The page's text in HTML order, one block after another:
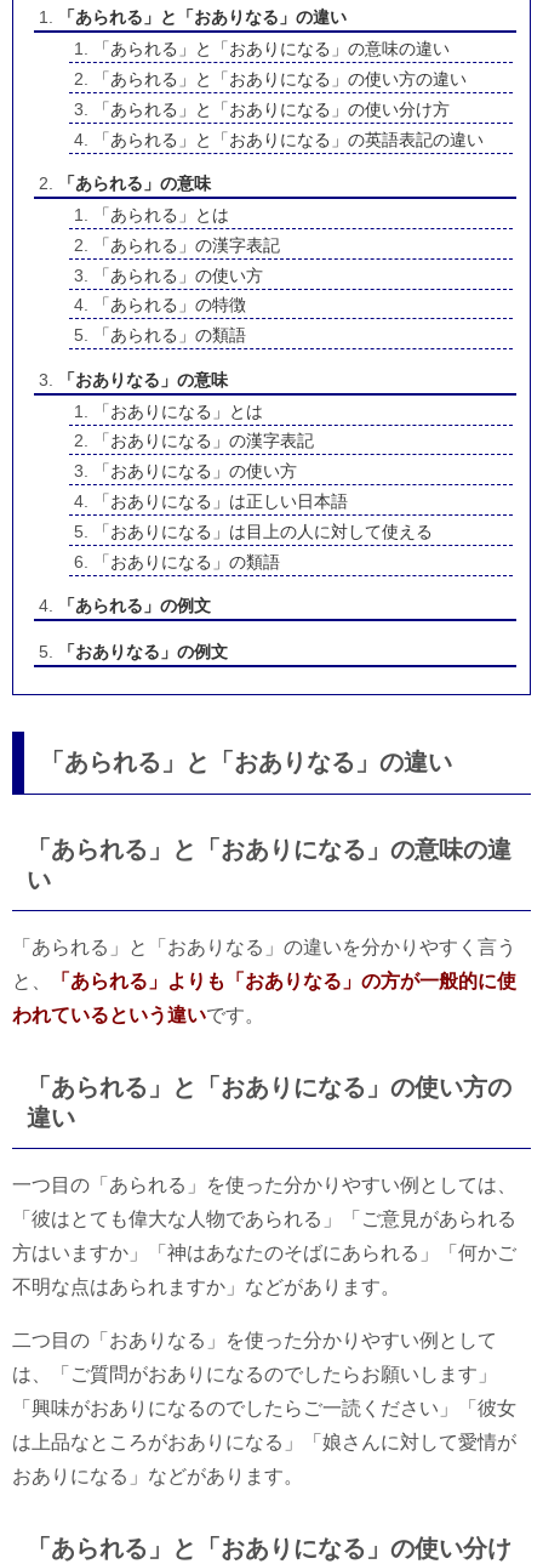
「あられる」と「おありなる」の違い
「あられる」と「おありになる」の意味の違い
「あられる」と「おありになる」の使い方の違い
「あられる」と「おありになる」の使い分け方
「あられる」と「おありになる」の英語表記の違い
「あられる」の意味
「あられる」とは
「あられる」の漢字表記
「あられる」の使い方
「あられる」の特徴
「あられる」の類語
「おありなる」の意味
「おありになる」とは
「おありになる」の漢字表記
「おありになる」の使い方
「おありになる」は正しい日本語
「おありになる」は目上の人に対して使える
「おありになる」の類語
「あられる」の例文
「おありなる」の例文
「あられる」と「おありなる」の違い
「あられる」と「おありになる」の意味の違
い
「あられる」と「おありなる」の違いを分かりやすく言う
と、
「あられる」よりも「おありなる」の方が一般的に使
われているという違いです。
「あられる」と「おありになる」の使い方の
違い
一つ目の「あられる」を使った分かりやすい例としては、
「彼はとても偉大な人物であられる」「ご意見があられる
方はいますか」「神はあなたのそばにあられる」「何かご
不明な点はあられますか」などがあります。
二つ目の「おありなる」を使った分かりやすい例として
は、「ご質問がおありになるのでしたらお願いします」
「興味がおありになるのでしたらご一読ください」「彼女
は上品なところがおありになる」「娘さんに対して愛情が
おありになる」などがあります。
「あられる」と「おありになる」の使い分け